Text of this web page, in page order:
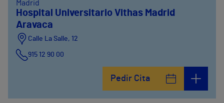
Madrid
Hospital Universitario Vithas Madrid
Aravaca
Calle La Salle, 12
915 12 90 00
Pedir Cita